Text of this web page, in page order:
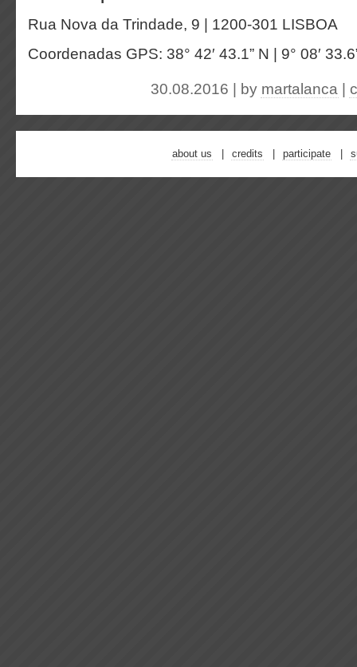
Rua Nova da Trindade, 9 | 1200-301 LISBOA
Coordenadas GPS: 38° 42′ 43.1” N | 9° 08′
30.08.2016 | by martalanca
about us credits participate